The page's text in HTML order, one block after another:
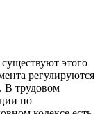
этого
регулируются
В трудовом
по